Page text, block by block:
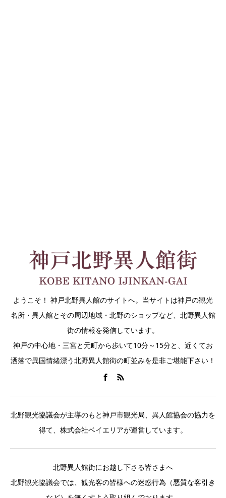
ようこそ！ 神戸北野異人館のサイトへ。当サイトは神戸の観光
名所・異人館とその周辺地域・北野のショップなど、北野異人館
街の情報を発信しています。
神戸の中心地・三宮と元町から歩いて10分～15分と、近くてお
洒落で異国情緒漂う北野異人館街の町並みを是非ご堪能下さい！
北野観光協議会が主導のもと神戸市観光局、異人館協会の協力を
得て、株式会社ベイエリアが運営しています。
北野異人館街にお越し下さる皆さまへ
北野観光協議会では、観光客の皆様への迷惑行為（悪質な客引き